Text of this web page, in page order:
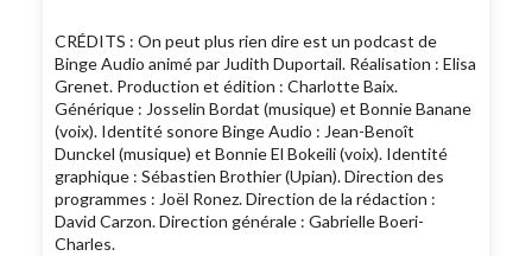
CRÉDITS : On peut plus rien dire est un podcast de
Binge Audio animé par Judith Duportail. Réalisation : Elisa
Grenet. Production et édition : Charlotte Baix.
Générique : Josselin Bordat (musique) et Bonnie Banane
(voix). Identité sonore Binge Audio : Jean-Benoît
Dunckel (musique) et Bonnie El Bokeili (voix). Identité
graphique : Sébastien Brothier (Upian). Direction des
programmes : Joël Ronez. Direction de la rédaction :
David Carzon. Direction générale : Gabrielle Boeri-
Charles.